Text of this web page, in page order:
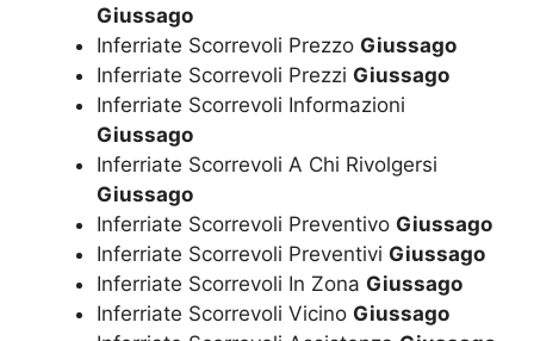
Giussago
Inferriate Scorrevoli Prezzo Giussago
Inferriate Scorrevoli Prezzi Giussago
Inferriate Scorrevoli Informazioni
Giussago
Inferriate Scorrevoli A Chi Rivolgersi
Giussago
Inferriate Scorrevoli Preventivo Giussago
Inferriate Scorrevoli Preventivi Giussago
Inferriate Scorrevoli In Zona Giussago
Inferriate Scorrevoli Vicino Giussago